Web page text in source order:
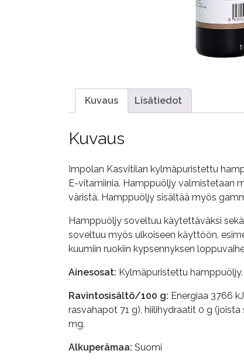
Kuvaus Lisätiedot
Kuvaus
Impolan Kasvitilan kylmäpuristettu
E-vitamiinia. Hamppuöljy valmistetaan
väristä. Hamppuöljy sisältää myös
Hamppuöljy soveltuu käytettäväksi
soveltuu myös ulkoiseen käyttöön,
kuumiin ruokiin kypsennyksen
Ainesosat: Kylmäpuristettu hamppuöljy.
Ravintosisältö/100 g: Energiaa 3766
rasvahapot 71 g), hiilihydraatit 0 g
mg.
Alkuperämaa: Suomi